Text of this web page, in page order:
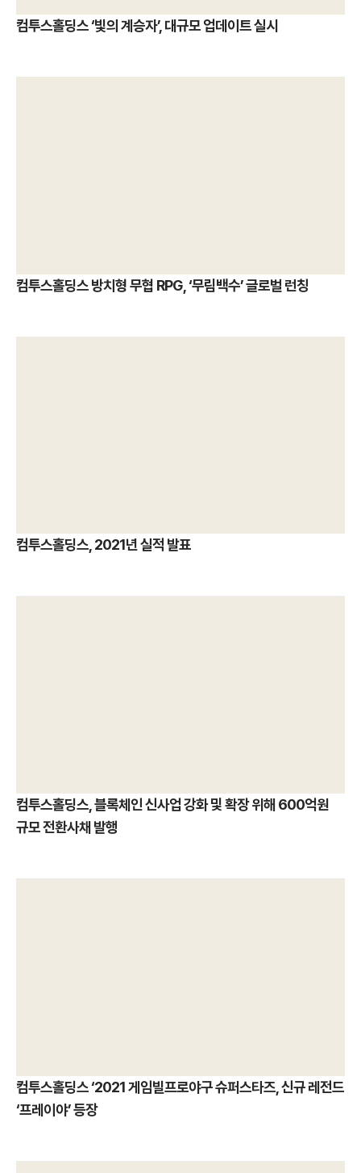
컴투스홀딩스 ‘빛의 계승자’, 대규모 업데이트 실시
컴투스홀딩스 방치형 무협 RPG, ‘무림백수’ 글로벌 런칭
컴투스홀딩스, 2021년 실적 발표
컴투스홀딩스, 블록체인 신사업 강화 및 확장 위해 600억원
규모 전환사채 발행
컴투스홀딩스 ‘2021 게임빌프로야구 슈퍼스타즈, 신규 레전드
‘프레이야’ 등장